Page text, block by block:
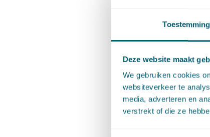
Toestemming
Deze website maakt
We gebruiken cookies
websiteverkeer te
media, adverteren en
verstrekt of die ze